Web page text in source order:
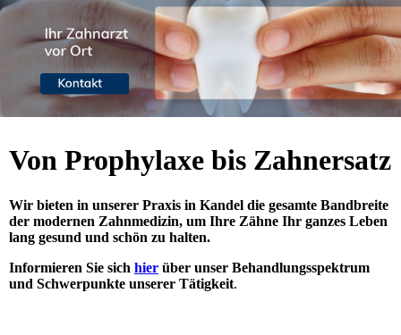
Von Prophylaxe bis Zahnersatz
Wir bieten in unserer Praxis in Kandel die gesamte Bandbreite
der modernen Zahnmedizin, um Ihre Zähne Ihr ganzes Leben
lang gesund und schön zu halten.
Informieren Sie sich hier über unser Behandlungsspektrum
und Schwerpunkte unserer Tätigkeit.